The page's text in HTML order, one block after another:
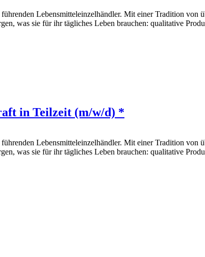
Lebensmitteleinzelhändler. Mit einer Tradition
was sie für ihr tägliches Leben brauchen: qualitative
in Teilzeit (m/w/d) *
Lebensmitteleinzelhändler. Mit einer Tradition
was sie für ihr tägliches Leben brauchen: qualitative